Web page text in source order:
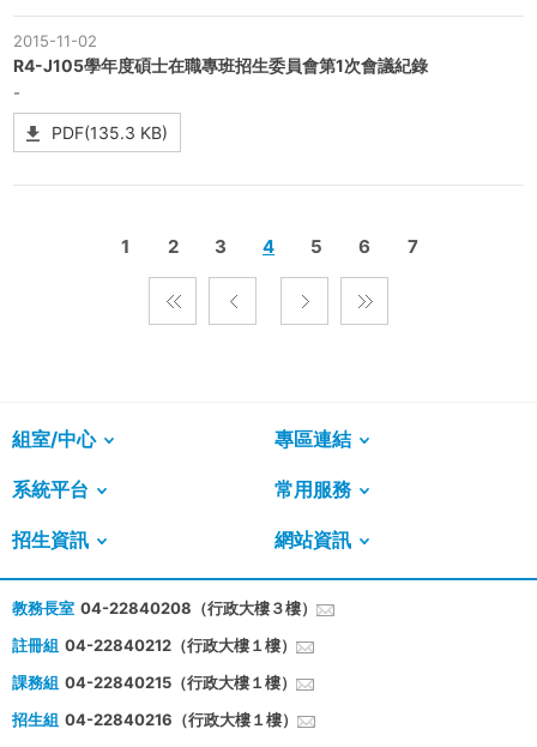
2015-11-02
R4-J105學年度碩士在職專班招生委員會第1次會議紀錄
-
PDF(135.3 KB)
1 2 3 4 5 6 7
組室/中心 專區連結
系統平台 常用服務
招生資訊 網站資訊
教務長室 04-22840208（行政大樓３樓）
註冊組 04-22840212（行政大樓１樓）
課務組 04-22840215（行政大樓１樓）
招生組 04-22840216（行政大樓１樓）